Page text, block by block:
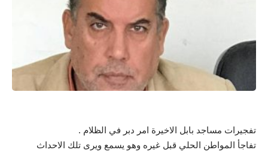
تفجيرات مساجد بابل الاخيرة امر دبر في الظلام .
تفاجأ المواطن الحلي قبل غيره وهو يسمع ويرى تلك الاحداث